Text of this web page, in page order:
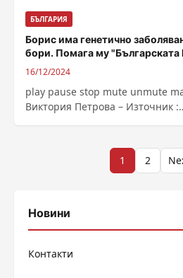
БЪЛГАРИЯ
Борис има генетично
бори. Помага му "Българската
16/12/2024
play pause stop mute unmute
Виктория Петрова – Източник :
публикациите
1 2
Новини
Контакти